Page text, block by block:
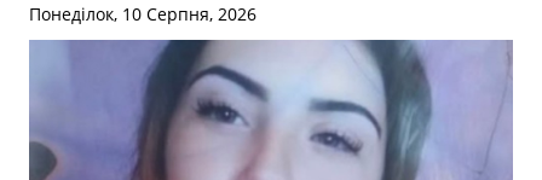
Понеділок, 10 Серпня, 2026